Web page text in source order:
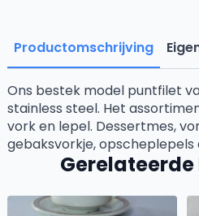
Productomschrijving
Ons bestek model puntfilet
stainless steel. Het
vork en lepel. Dessertmes,
gebaksvorkje, opscheplepels